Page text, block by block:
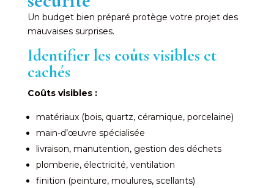
Un budget bien préparé protège votre projet des
mauvaises surprises.
Identifier les coûts visibles et
cachés
Coûts visibles :
matériaux (bois, quartz, céramique, porcelaine)
main-d’œuvre spécialisée
livraison, manutention, gestion des déchets
plomberie, électricité, ventilation
finition (peinture, moulures, scellants)